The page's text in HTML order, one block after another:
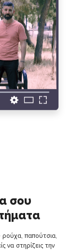
σου
παπούτσια,
να στηρίζεις την